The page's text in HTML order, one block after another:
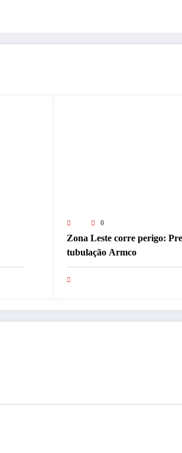
0
Zona Leste corre perigo:
tubulação Armco